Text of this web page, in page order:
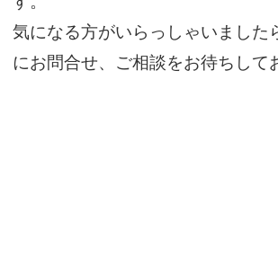
気になる方がいらっしゃいました
にお問合せ、ご相談をお待ちして